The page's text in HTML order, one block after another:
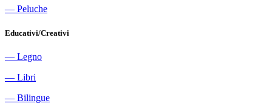
― Peluche
Educativi/Creativi
― Legno
― Libri
― Bilingue